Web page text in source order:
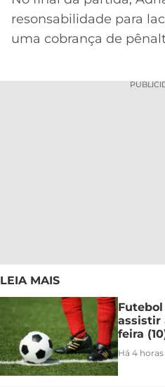
resonsabilidade para
uma cobrança de
LEIA MAIS
assistir
feira
Há 4 horas